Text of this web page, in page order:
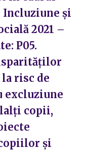
și
2021 –
P05.
risc de
excluziune
copii,
și